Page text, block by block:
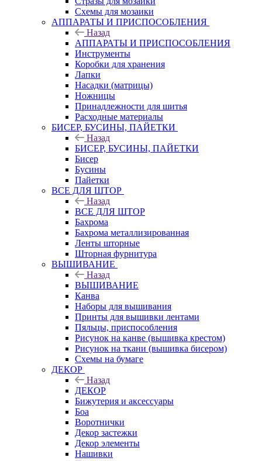
Схемы для мозаики
АППАРАТЫ И ПРИСПОСОБЛЕНИЯ
Назад
АППАРАТЫ И ПРИСПОСОБЛЕНИЯ
Инструменты
Коробки для хранения
Лапки
Насадки (матрицы)
Ножницы
Принадлежности для шитья
Расходные материалы
БИСЕР, БУСИНЫ, ПАЙЕТКИ
Назад
БИСЕР, БУСИНЫ, ПАЙЕТКИ
Бисер
Бусины
Пайетки
ВСЕ ДЛЯ ШТОР
Назад
ВСЕ ДЛЯ ШТОР
Бахрома
Бахрома металлизированная
Ленты шторные
Шторная фурнитура
ВЫШИВАНИЕ
Назад
ВЫШИВАНИЕ
Канва
Наборы для вышивания
Принты для вышивки лентами
Пяльцы, приспособления
Рисунок на канве (вышивка крестом)
Рисунок на ткани (вышивка бисером)
Схемы на бумаге
ДЕКОР
Назад
ДЕКОР
Бижутерия и аксессуары
Боа
Воротнички
Декор застежки
Декор элементы
Нашивки